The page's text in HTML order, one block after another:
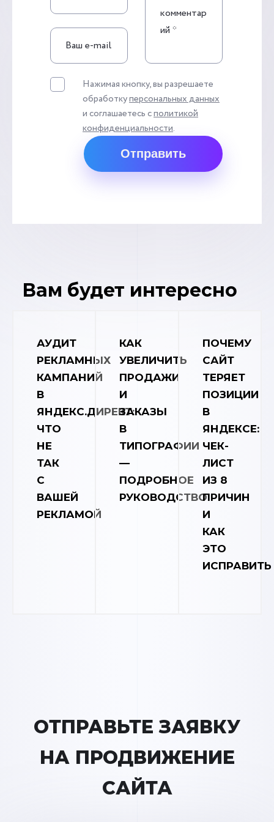
Нажимая кнопку, вы разрешаете
обработкуперсональных данных
и соглашаетесь сполитикой
конфиденциальности.
Отправить
Вам будет интересно
АУДИТ
РЕКЛАМНЫХ
КАМПАНИЙ
В
ЯНДЕКС.ДИРЕКТ:
ЧТО
НЕ
ТАК
С
ВАШЕЙ
РЕКЛАМОЙ
КАК
УВЕЛИЧИТЬ
ПРОДАЖИ
И
ЗАКАЗЫ
В
ТИПОГРАФИИ
—
ПОДРОБНОЕ
РУКОВОДСТВО
ПОЧЕМУ
САЙТ
ТЕРЯЕТ
ПОЗИЦИИ
В
ЯНДЕКСЕ:
ЧЕК-
ЛИСТ
ИЗ 8
ПРИЧИН
И
КАК
ЭТО
ИСПРАВИТЬ
ОТПРАВЬТЕ ЗАЯВКУ
НА ПРОДВИЖЕНИЕ
САЙТА